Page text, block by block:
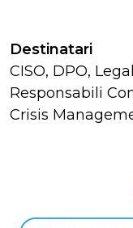
Destinatari
CISO, DPO,
Responsabili
Crisis